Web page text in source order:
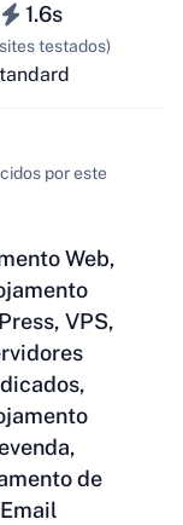
1.6s
testados)
por este
Web,
VPS,
de
Email